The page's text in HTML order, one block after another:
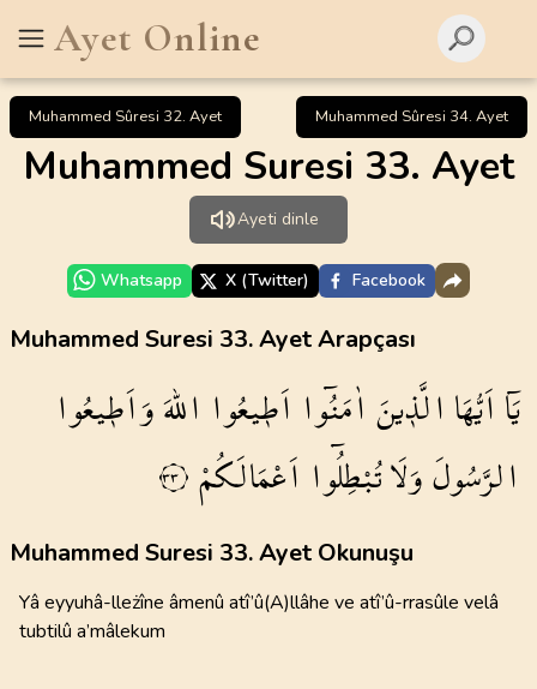
Ayet Online
Muhammed Sûresi 32. Ayet Muhammed Sûresi 34. Ayet
Muhammed Suresi 33. Ayet
Ayeti dinle
Whatsapp X (Twitter) Facebook
Muhammed Suresi 33. Ayet Arapçası
يَٓااَيُّهَاالَّذ۪ينَاٰمَنُٓوا اَط۪يعُوا اللّٰهَوَاَط۪يعُوا
الرَّسُولَوَلَاتُبْطِلُٓوا اَعْمَالَكُمْ ٣٣
Muhammed Suresi 33. Ayet Okunuşu
Yâ eyyuhâ-lleżîne âmenû atî’û(A)llâhe ve atî’û-rrasûle velâ
tubtilû a’mâlekum